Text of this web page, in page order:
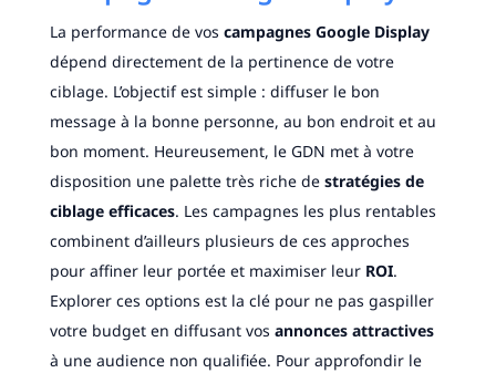
La performance de vos campagnes Google Display
dépend directement de la pertinence de votre
ciblage. L’objectif est simple : diffuser le bon
message à la bonne personne, au bon endroit et au
bon moment. Heureusement, le GDN met à votre
disposition une palette très riche de stratégies de
ciblage efficaces. Les campagnes les plus rentables
combinent d’ailleurs plusieurs de ces approches
pour affiner leur portée et maximiser leur ROI.
Explorer ces options est la clé pour ne pas gaspiller
votre budget en diffusant vos annonces attractives
à une audience non qualifiée. Pour approfondir le